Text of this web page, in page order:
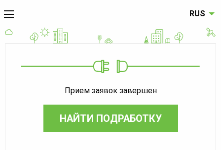
RUS
Прием заявок завершен
НАЙТИ ПОДРАБОТКУ